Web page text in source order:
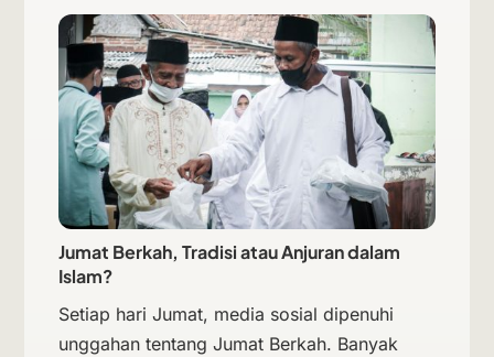
Jumat Berkah, Tradisi atau Anjuran dalam
Islam?
Setiap hari Jumat, media sosial dipenuhi
unggahan tentang Jumat Berkah. Banyak